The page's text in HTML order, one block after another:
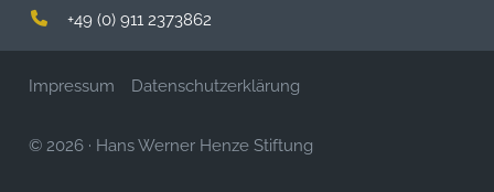
+49 (0) 911 2373862
Impressum Datenschutzerklärung
© 2026 · Hans Werner Henze Stiftung